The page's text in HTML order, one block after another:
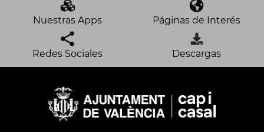
Nuestras Apps Páginas de Interés
Redes Sociales Descargas